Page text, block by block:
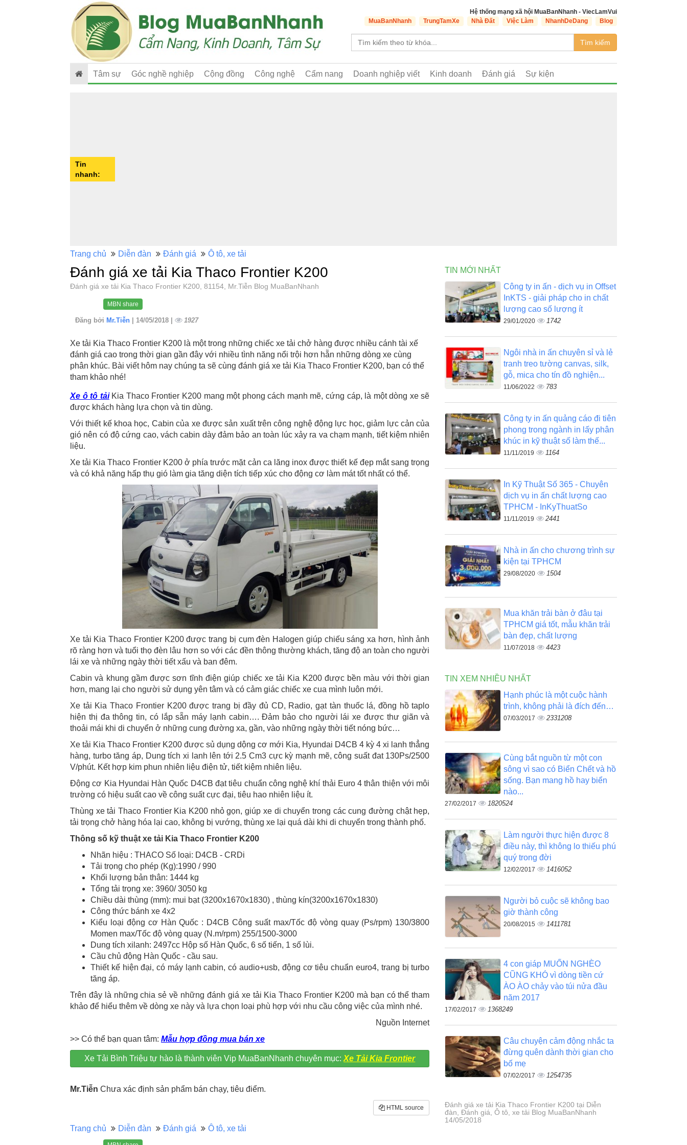
Hệ thống mạng xã hội MuaBanNhanh - ViecLamVui
MuaBanNhanh
TrungTamXe Nhà Đất Việc Làm NhanhDeDang Blog
Tìm kiếm
Tâm sự Góc nghề nghiệp Cộng đồng Công nghệ Cẩm nang Doanh nghiệp viết Kinh doanh Đánh giá Sự kiện
Tin
nhanh:
Trang chủ Diễn đàn Đánh giá Ô tô, xe tải
Đánh giá xe tải Kia Thaco Frontier K200
Đánh giá xe tải Kia Thaco Frontier K200, 81154, Mr.Tiễn Blog MuaBanNhanh
MBN share
Đăng bởi Mr.Tiễn | 14/05/2018 | 1927
Xe tải Kia Thaco Frontier K200 là một trong những chiếc xe tải chở hàng được nhiều cánh tài xế
đánh giá cao trong thời gian gần đây với nhiều tình năng nổi trội hơn hẵn những dòng xe cùng
phân khúc. Bài viết hôm nay chúng ta sẽ cùng đánh giá xe tải Kia Thaco Frontier K200, bạn có thể
tham khảo nhé!
Xe ô tô tảiKia Thaco Frontier K200 mang một phong cách mạnh mẽ, cứng cáp, là một dòng xe sẽ
được khách hàng lựa chọn và tin dùng.
Với thiết kế khoa học, Cabin của xe được sản xuất trên công nghệ động lực học, giảm lực cản của
gió nên có độ cứng cao, vách cabin dày đảm bảo an toàn lúc xảy ra va chạm mạnh, tiết kiệm nhiên
liệu.
Xe tải Kia Thaco Frontier K200 ở phía trước mặt cản ca lăng inox được thiết kế đẹp mắt sang trọng
và có khả năng hấp thụ gió làm gia tăng diện tích tiếp xúc cho động cơ làm mát tốt nhất có thể.
Xe tải Kia Thaco Frontier K200 được trang bị cụm đèn Halogen giúp chiếu sáng xa hơn, hình ảnh
rõ ràng hơn và tuổi thọ đèn lâu hơn so với các đền thông thường khách, tăng độ an toàn cho người
lái xe và những ngày thời tiết xấu và ban đêm.
Cabin và khung gầm được sơn tĩnh điện giúp chiếc xe tải Kia K200 được bền màu với thời gian
hơn, mang lại cho người sử dụng yên tâm và có cảm giác chiếc xe cua mình luôn mới.
Xe tải Kia Thaco Frontier K200 được trang bị đầy đủ CD, Radio, gạt tàn thuốc lá, đồng hồ taplo
hiện thị đa thông tin, có lắp sẵn máy lạnh cabin…. Đảm bảo cho người lái xe được thư giãn và
thoải mái khi di chuyển ở những cung đường xa, gần, vào những ngày thời tiết nóng bức…
Xe tải Kia Thaco Frontier K200 được sủ dụng dộng cơ mới Kia, Hyundai D4CB 4 kỳ 4 xi lanh thẳng
hàng, turbo tăng áp, Dung tích xi lanh lên tới 2.5 Cm3 cực kỳ mạnh mẽ, công suất đat 130Ps/2500
V/phút. Kết hợp kim phun nhiên liệu điện tử, tiết kiệm nhiên liệu.
Động cơ Kia Hyundai Hàn Quốc D4CB đạt tiêu chuẩn công nghệ khí thải Euro 4 thân thiện với môi
trường có hiệu suất cao về công suất cực đại, tiêu hao nhiên liệu ít.
Thùng xe tải Thaco Frontier Kia K200 nhỏ gọn, giúp xe di chuyển trong các cung đường chật hẹp,
tải trọng chở hàng hóa lại cao, không bị vướng, thùng xe lại quá dài khi di chuyển trong thành phố.
Thông số kỹ thuật xe tải Kia Thaco Frontier K200
Nhãn hiệu : THACO Số loại: D4CB - CRDi
Tải trọng cho phép (Kg):1990 / 990
Khối lượng bản thân: 1444 kg
Tổng tải trọng xe: 3960/ 3050 kg
Chiều dài thùng (mm): mui bạt (3200x1670x1830) , thùng kín(3200x1670x1830)
Công thức bánh xe 4x2
Kiểu loại động cơ Hàn Quốc : D4CB Công suất max/Tốc độ vòng quay (Ps/rpm) 130/3800
Momen max/Tốc độ vòng quay (N.m/rpm) 255/1500-3000
Dung tích xilanh: 2497cc Hộp số Hàn Quốc, 6 số tiến, 1 số lùi.
Cầu chủ động Hàn Quốc - cầu sau.
Thiết kế hiện đại, có máy lạnh cabin, có audio+usb, động cơ tiêu chuẩn euro4, trang bị turbo
tăng áp.
Trên đây là những chia sẻ về những đánh giá xe tải Kia Thaco Frontier K200 mà bạn có thể tham
khảo để hiểu thêm về dòng xe này và lựa chọn loại phù hợp với nhu cầu công việc của mình nhé.
Nguồn Internet
>> Có thể bạn quan tâm: Mẫu hợp đồng mua bán xe
Xe Tải Bình Triệu tự hào là thành viên Vip MuaBanNhanh chuyên mục:Xe Tải Kia Frontier
Mr.Tiễn Chưa xác định sản phẩm bán chạy, tiêu điểm.
HTML source
Trang chủ Diễn đàn Đánh giá Ô tô, xe tải
TIN MỚI NHẤT
Công ty in ấn - dịch vụ in Offset
InKTS - giải pháp cho in chất
lượng cao số lượng ít
29/01/2020 1742
Ngôi nhà in ấn chuyên sỉ và lẻ
tranh treo tường canvas, silk,
gỗ, mica cho tín đồ nghiện...
11/06/2022 783
Công ty in ấn quảng cáo đi tiên
phong trong ngành in lấy phân
khúc in kỹ thuật số làm thế...
11/11/2019 1164
In Kỹ Thuật Số 365 - Chuyên
dịch vụ in ấn chất lượng cao
TPHCM - InKyThuatSo
11/11/2019 2441
Nhà in ấn cho chương trình sự
kiện tại TPHCM
29/08/2020 1504
Mua khăn trải bàn ở đâu tại
TPHCM giá tốt, mẫu khăn trải
bàn đẹp, chất lượng
11/07/2018 4423
TIN XEM NHIỀU NHẤT
Hạnh phúc là một cuộc hành
trình, không phải là đích đến…
07/03/2017 2331208
Cùng bắt nguồn từ một con
sông vì sao có Biển Chết và hồ
sống. Bạn mang hồ hay biển
nào...
27/02/2017 1820524
Làm người thực hiện được 8
điều này, thì không lo thiếu phú
quý trong đời
12/02/2017 1416052
Người bỏ cuộc sẽ không bao
giờ thành công
20/08/2015 1411781
4 con giáp MUỐN NGHÈO
CŨNG KHÓ vì dòng tiền cứ
ÀO ÀO chảy vào túi nửa đầu
năm 2017
17/02/2017 1368249
Câu chuyện cảm động nhắc ta
đừng quên dành thời gian cho
bố mẹ
07/02/2017 1254735
Đánh giá xe tải Kia Thaco Frontier K200 tại Diễn
đàn, Đánh giá, Ô tô, xe tải Blog MuaBanNhanh
14/05/2018